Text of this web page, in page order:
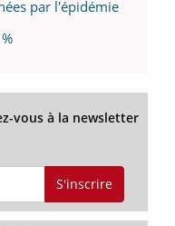
par l'épidémie
vous à la newsletter
S'inscrire